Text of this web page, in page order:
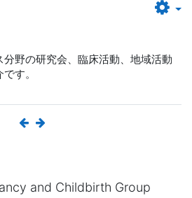
分野の研究会、臨床活動、地域活動
す。
and Childbirth Group